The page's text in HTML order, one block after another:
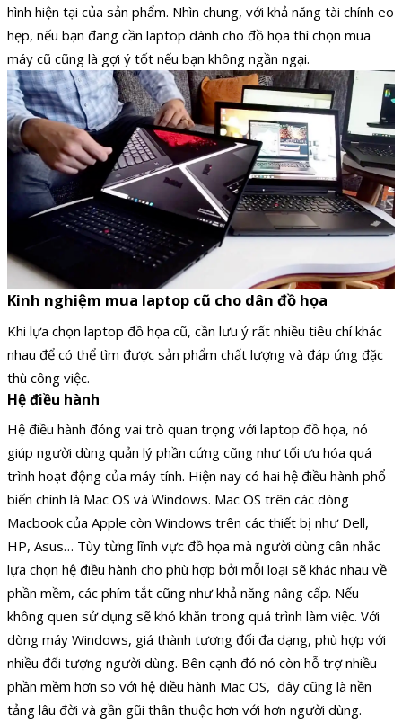
hình hiện tại của sản phẩm. Nhìn chung, với khả năng tài chính eo
hẹp, nếu bạn đang cần laptop dành cho đồ họa thì chọn mua
máy cũ cũng là gợi ý tốt nếu bạn không ngần ngại.
Kinh nghiệm mua laptop cũ cho dân đồ họa
Khi lựa chọn laptop đồ họa cũ, cần lưu ý rất nhiều tiêu chí khác
nhau để có thể tìm được sản phẩm chất lượng và đáp ứng đặc
thù công việc.
Hệ điều hành
Hệ điều hành đóng vai trò quan trọng với laptop đồ họa, nó
giúp người dùng quản lý phần cứng cũng như tối ưu hóa quá
trình hoạt động của máy tính. Hiện nay có hai hệ điều hành phổ
biến chính là Mac OS và Windows. Mac OS trên các dòng
Macbook của Apple còn Windows trên các thiết bị như Dell,
HP, Asus… Tùy từng lĩnh vực đồ họa mà người dùng cân nhắc
lựa chọn hệ điều hành cho phù hợp bởi mỗi loại sẽ khác nhau về
phần mềm, các phím tắt cũng như khả năng nâng cấp. Nếu
không quen sử dụng sẽ khó khăn trong quá trình làm việc. Với
dòng máy Windows, giá thành tương đối đa dạng, phù hợp với
nhiều đối tượng người dùng. Bên cạnh đó nó còn hỗ trợ nhiều
phần mềm hơn so với hệ điều hành Mac OS, đây cũng là nền
tảng lâu đời và gần gũi thân thuộc hơn với hơn người dùng.